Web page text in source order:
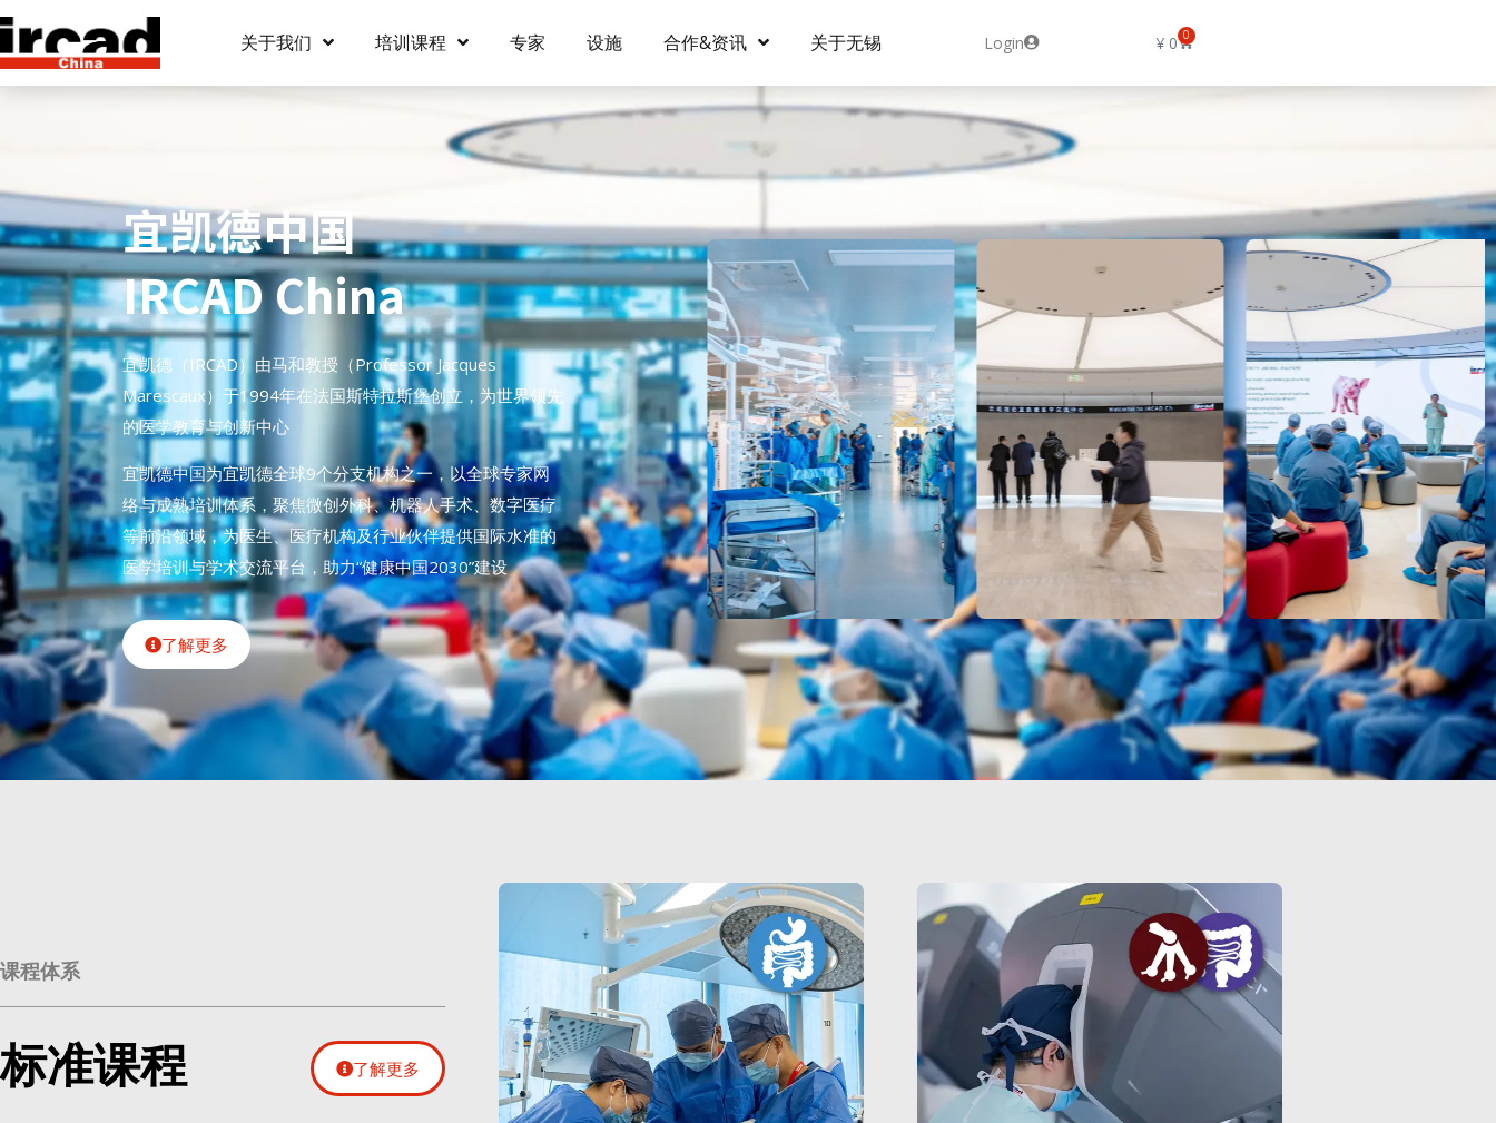
关于我们 培训课程 专家 设施 合作&资讯 关于无锡 Login ¥ 0 0
宜凯德中国
IRCAD China
宜凯德（IRCAD）由马和教授（Professor Jacques
Marescaux）于1994年在法国斯特拉斯堡创立，为世界领先
的医学教育与创新中心
宜凯德中国为宜凯德全球9个分支机构之一，以全球专家网
络与成熟培训体系，聚焦微创外科、机器人手术、数字医疗
等前沿领域，为医生、医疗机构及行业伙伴提供国际水准的
医学培训与学术交流平台，助力“健康中国2030”建设
了解更多
课程体系
标准课程 了解更多